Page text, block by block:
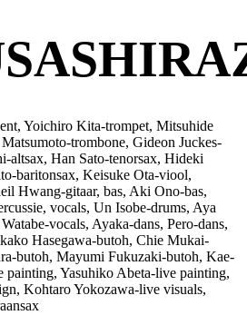
Yoichiro Kita-trompet, Mitsuhide
trombone, Gideon Juckes-
altsax, Han Sato-tenorsax, Hideki
baritonsax, Keisuke Ota-viool,
Hwang-gitaar, bas, Aki Ono-bas,
vocals, Un Isobe-drums, Aya
vocals, Ayaka-dans, Pero-dans,
Hasegawa-butoh, Chie Mukai-
butoh, Mayumi Fukuzaki-butoh, Kae-
Yasuhiko Abeta-live painting,
Kohtaro Yokozawa-live visuals,